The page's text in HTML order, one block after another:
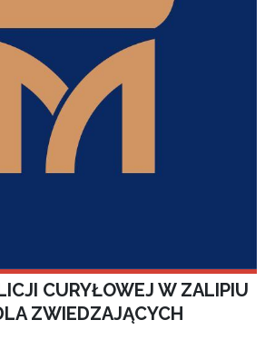
CURYŁOWEJ W ZALIPIU
ZWIEDZAJĄCYCH